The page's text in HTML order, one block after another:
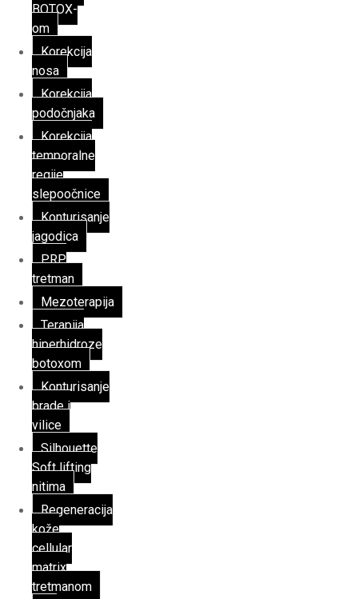
BOTOX-
om
Korekcija
nosa
Korekcija
podočnjaka
Korekcija
temporalne
regije
slepoočnice
Konturisanje
jagodica
PRP
tretman
Mezoterapija
Terapija
hiperhidroze
botoxom
Konturisanje
brade i
vilice
Silhouette
Soft lifting
nitima
Regeneracija
kože
cellular
matrix
tretmanom